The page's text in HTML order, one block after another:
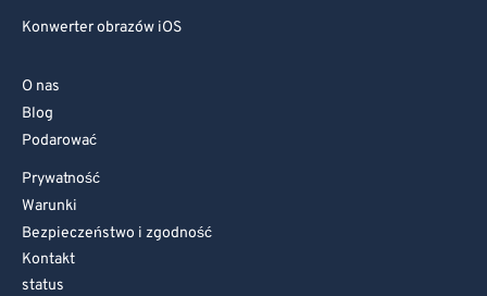
Konwerter obrazów iOS
O nas
Blog
Podarować
Prywatność
Warunki
Bezpieczeństwo i zgodność
Kontakt
status